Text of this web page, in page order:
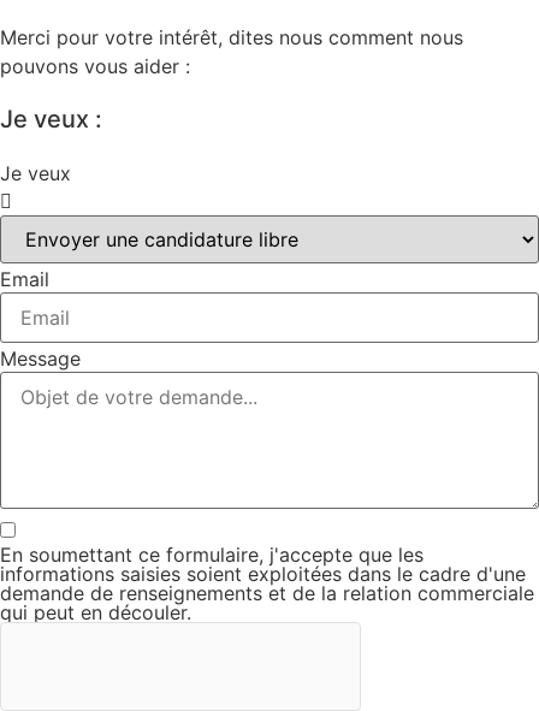
Merci pour votre intérêt, dites nous comment nous
pouvons vous aider :
Je veux :
Je veux
Email
Message
En soumettant ce formulaire, j'accepte que les
informations saisies soient exploitées dans le cadre d'une
demande de renseignements et de la relation commerciale
qui peut en découler.